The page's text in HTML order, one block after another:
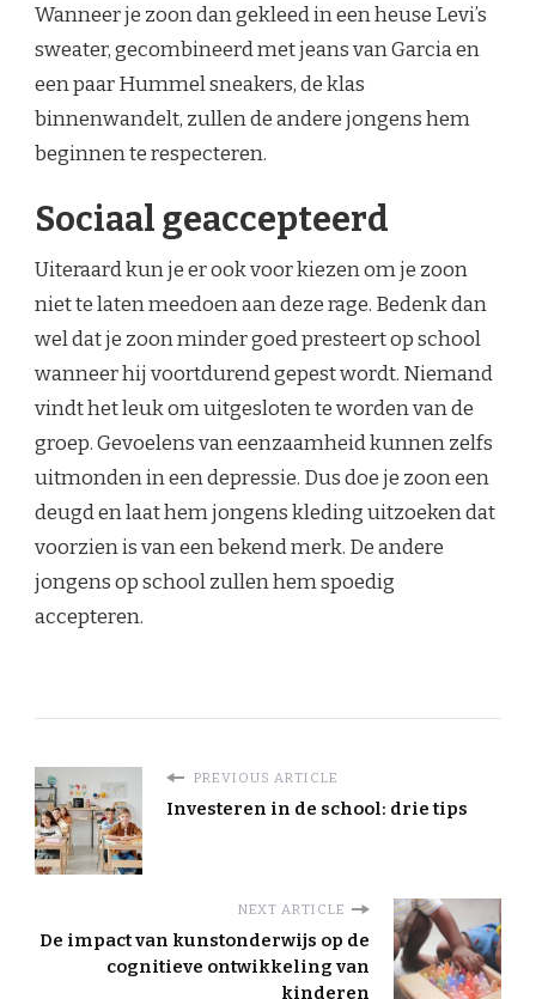
Wanneer je zoon dan gekleed in een heuse Levi’s
sweater, gecombineerd met jeans van Garcia en
een paar Hummel sneakers, de klas
binnenwandelt, zullen de andere jongens hem
beginnen te respecteren.
Sociaal geaccepteerd
Uiteraard kun je er ook voor kiezen om je zoon
niet te laten meedoen aan deze rage. Bedenk dan
wel dat je zoon minder goed presteert op school
wanneer hij voortdurend gepest wordt. Niemand
vindt het leuk om uitgesloten te worden van de
groep. Gevoelens van eenzaamheid kunnen zelfs
uitmonden in een depressie. Dus doe je zoon een
deugd en laat hem jongens kleding uitzoeken dat
voorzien is van een bekend merk. De andere
jongens op school zullen hem spoedig
accepteren.
PREVIOUS ARTICLE
Investeren in de school: drie tips
NEXT ARTICLE
De impact van kunstonderwijs op de
cognitieve ontwikkeling van
kinderen